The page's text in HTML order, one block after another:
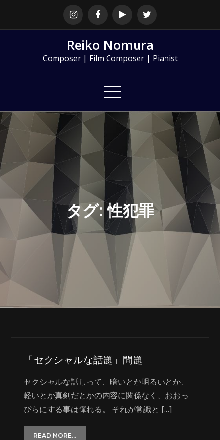
Reiko Nomura
Composer | Film Composer | Pianist
タグ: 性犯罪
「セクシャルな話題」問題
セクシャルな話しって、暗いとか明るいとか、
軽いとか真剣だとかの内容に関係なく、おおっ
ぴらにする事は憚れる。 それが常識と […]
READ MORE...